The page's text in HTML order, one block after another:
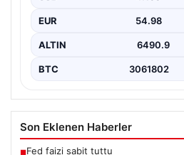
yüksek…
EUR 54.98
ALTIN 6490.9
BTC 3061802
Son Eklenen Haberler
■Fed faizi sabit tuttu